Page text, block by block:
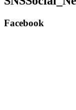
Facebook